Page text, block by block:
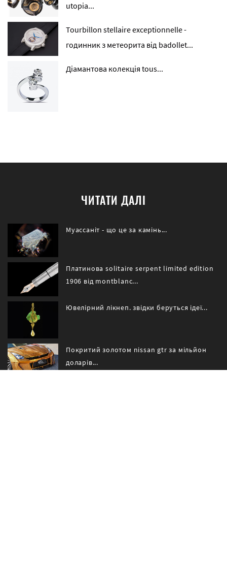
utopia...
Tourbillon stellaire exceptionnelle -
годинник з метеорита від badollet...
Діамантова колекція tous...
ЧИТАТИ ДАЛІ
Муассаніт - що це за камінь...
Платинова solitaire serpent limited edition
1906 від montblanc...
Ювелірний лікнеп. звідки беруться ідеї...
Покритий золотом nissan gtr за мільйон
доларів...